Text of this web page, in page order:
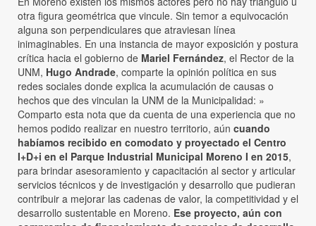
otra figura geométrica que vincule. Sin temor a equivocación
alguna son perpendiculares que atraviesan línea
inimaginables. En una instancia de mayor exposición y postura
crítica hacia el gobierno de Mariel Fernández, el Rector de la
UNM, Hugo Andrade, comparte la opinión política en sus
redes sociales donde explica la acumulación de causas o
hechos que des vinculan la UNM de la Municipalidad: »
Comparto esta nota que da cuenta de una experiencia que no
hemos podido realizar en nuestro territorio, aún cuando
habíamos recibido en comodato y proyectado el Centro
I+D+i en el Parque Industrial Municipal Moreno I en 2015,
para brindar asesoramiento y capacitación al sector y articular
servicios técnicos y de investigación y desarrollo que pudieran
contribuir a mejorar las cadenas de valor, la competitividad y el
desarrollo sustentable en Moreno. Ese proyecto, aún con